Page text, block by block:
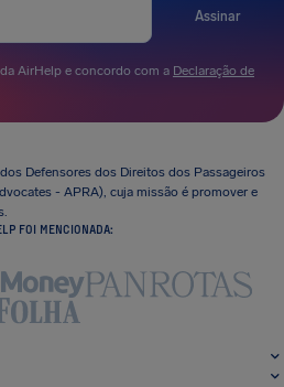
Assinar
AirHelp e concordo com a Declaração de
Defensores dos Direitos dos Passageiros
- APRA), cuja missão é promover e
FOI MENCIONADA: